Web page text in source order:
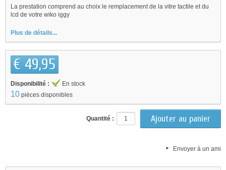
La prestation comprend au choix le remplacement de la vitre tactile et du
lcd de votre wiko iggy
Plus de détails...
€ 49,95
Disponibilité : En stock
10 pièces disponibles
Quantité :
Envoyer à un ami